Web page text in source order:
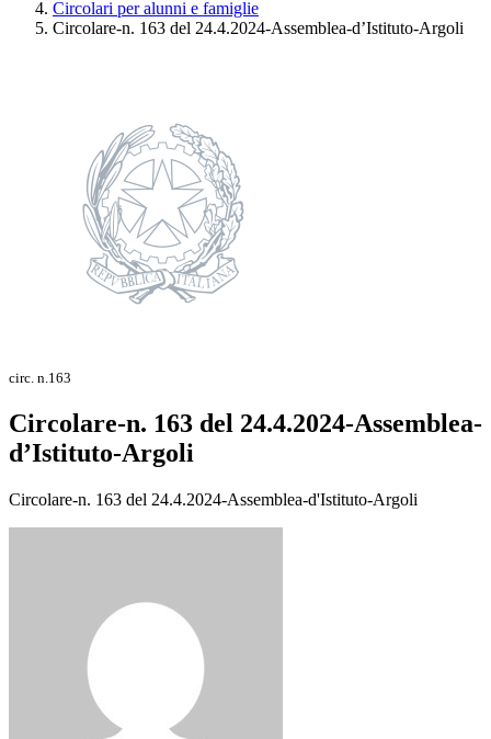
Circolari per alunni e famiglie
Circolare-n. 163 del 24.4.2024-Assemblea-d’Istituto-Argoli
circ. n.163
Circolare-n. 163 del 24.4.2024-Assemblea-
d’Istituto-Argoli
Circolare-n. 163 del 24.4.2024-Assemblea-d'Istituto-Argoli